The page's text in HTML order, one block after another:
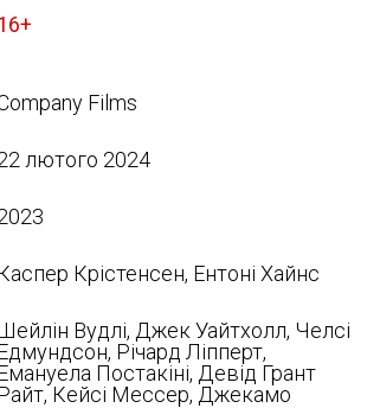
Films
лютого 2024
Крістенсен, Ентоні Хайнс
Вудлі, Джек Уайтхолл, Челсі
Річард Ліпперт,
Постакіні, Девід Грант
Кейсі Мессер, Джекамо